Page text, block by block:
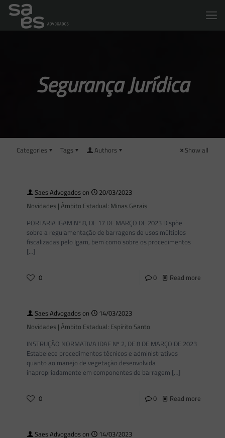
Segurança Jurídica
Categories Tags Authors Show all
Saes Advogadoson
20/03/2023
Novidades | Âmbito Estadual: Minas Gerais
PORTARIA IGAM Nº 8, DE 17 DE MARÇO DE 2023 Dispõe
sobre a regulamentação de barragens de usos múltiplos
fiscalizadas pelo Igam, bem como sobre os procedimentos
[…]
0 0 Read more
Saes Advogadoson
14/03/2023
Novidades | Âmbito Estadual: Espírito Santo
INSTRUÇÃO NORMATIVA IDAF Nº 2, DE 8 DE MARÇO DE 2023
Estabelece procedimentos técnicos e administrativos
quanto ao manejo de vegetação desenvolvida
inapropriadamente em componentes de barragem […]
0 0 Read more
Saes Advogadoson
14/03/2023